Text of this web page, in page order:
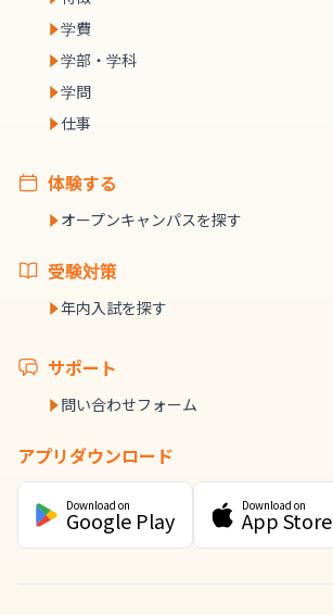
学費
学部・学科
学問
仕事
体験する
オープンキャンパスを探す
受験対策
年内入試を探す
サポート
問い合わせフォーム
アプリダウンロード
Download on
Google Play
Download on
App Store